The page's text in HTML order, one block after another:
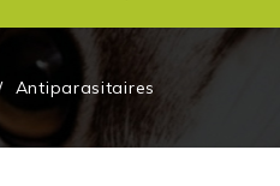
Antiparasitaires